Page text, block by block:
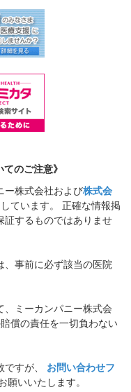
のご注意》
ー株式会社および株式会
ています。 正確な情報掲
証するものではありませ
、事前に必ず該当の医院
、ミーカンパニー株式会
償の責任を一切負わない
ですが、 お問い合わせフ
願いいたします。